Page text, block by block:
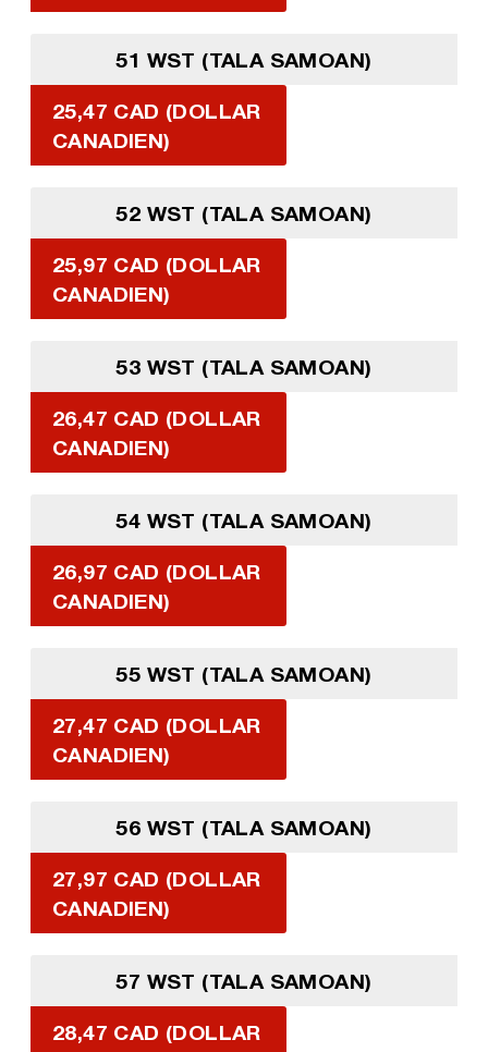
51 WST (TALA SAMOAN)
25,47 CAD (DOLLAR
CANADIEN)
52 WST (TALA SAMOAN)
25,97 CAD (DOLLAR
CANADIEN)
53 WST (TALA SAMOAN)
26,47 CAD (DOLLAR
CANADIEN)
54 WST (TALA SAMOAN)
26,97 CAD (DOLLAR
CANADIEN)
55 WST (TALA SAMOAN)
27,47 CAD (DOLLAR
CANADIEN)
56 WST (TALA SAMOAN)
27,97 CAD (DOLLAR
CANADIEN)
57 WST (TALA SAMOAN)
28,47 CAD (DOLLAR